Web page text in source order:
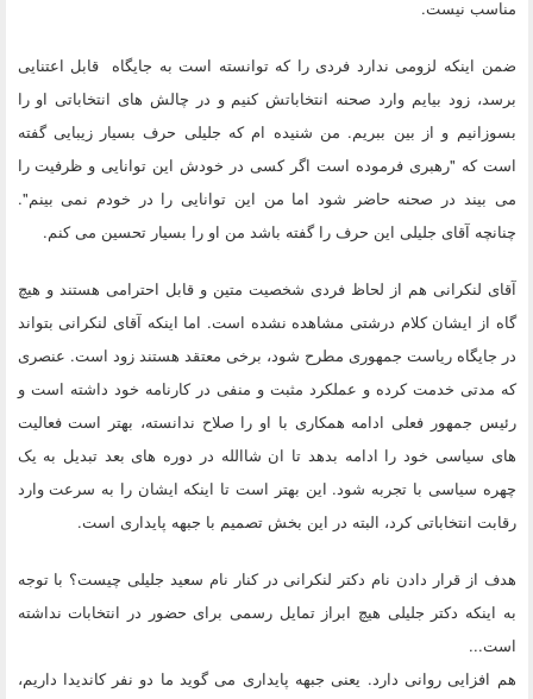
مناسب نیست.
ضمن اینکه لزومی ندارد فردی را که توانسته است به جایگاه قابل اعتنایی
برسد، زود بیایم وارد صحنه انتخاباتش کنیم و در چالش های انتخاباتی او را
بسوزانیم و از بین ببریم. من شنیده ام که جلیلی حرف بسیار زیبایی گفته
است که "رهبری فرموده است اگر کسی در خودش این توانایی و ظرفیت را
می بیند در صحنه حاضر شود اما من این توانایی را در خودم نمی بینم".
چنانچه آقای جلیلی این حرف را گفته باشد من او را بسیار تحسین می کنم.
آقای لنکرانی هم از لحاظ فردی شخصیت متین و قابل احترامی هستند و هیچ
گاه از ایشان کلام درشتی مشاهده نشده است. اما اینکه آقای لنکرانی بتواند
در جایگاه ریاست جمهوری مطرح شود، برخی معتقد هستند زود است. عنصری
که مدتی خدمت کرده و عملکرد مثبت و منفی در کارنامه خود داشته است و
رئیس جمهور فعلی ادامه همکاری با او را صلاح ندانسته، بهتر است فعالیت
های سیاسی خود را ادامه بدهد تا ان شاالله در دوره های بعد تبدیل به یک
چهره سیاسی با تجربه شود. این بهتر است تا اینکه ایشان را به سرعت وارد
رقابت انتخاباتی کرد، البته در این بخش تصمیم با جبهه پایداری است.
هدف از قرار دادن نام دکتر لنکرانی در کنار نام سعید جلیلی چیست؟ با توجه
به اینکه دکتر جلیلی هیچ ابراز تمایل رسمی برای حضور در انتخابات نداشته
است...
هم افزایی روانی دارد. یعنی جبهه پایداری می گوید ما دو نفر کاندیدا داریم،